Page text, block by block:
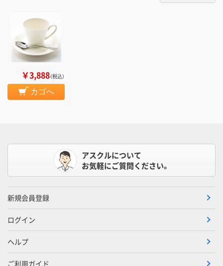
￥3,888（税込）
カゴへ
アスクルについて
お気軽にご質問ください。
新規会員登録
ログイン
ヘルプ
ご利用ガイド